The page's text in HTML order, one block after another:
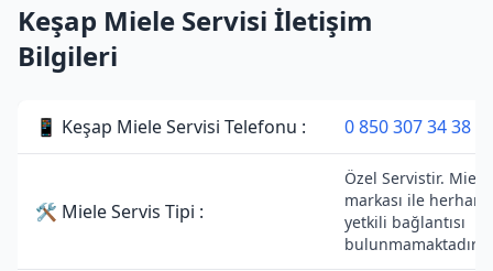
Keşap Miele Servisi İletişim
Bilgileri
📱 Keşap Miele Servisi Telefonu : 0 850 307 34 38
🛠 Miele Servis Tipi :
Özel Servistir. Miele
markası ile
yetkili bağlantısı
bulunmamaktadır.